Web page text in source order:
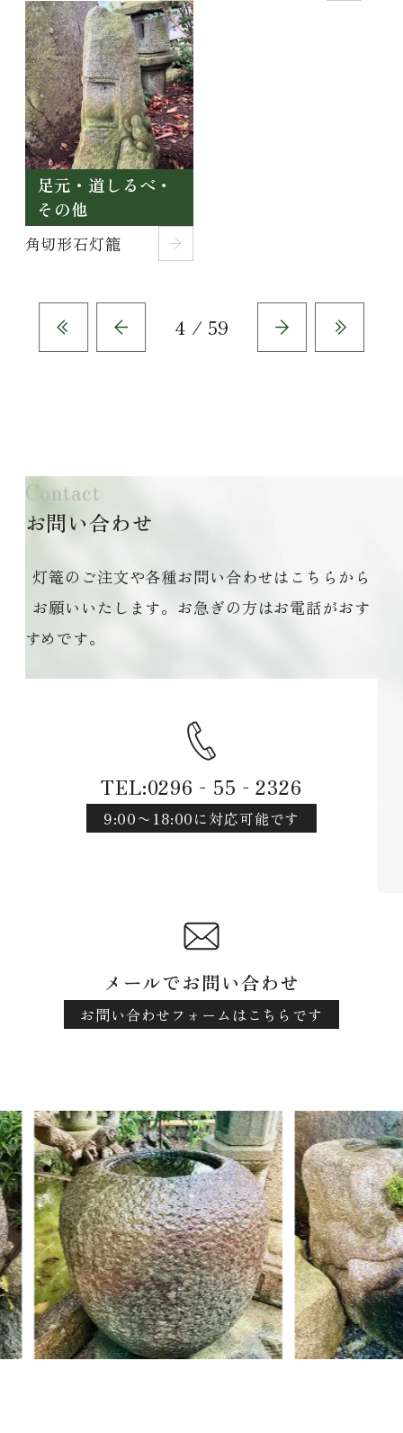
足元・道しるべ・
その他
角切形石灯籠
4 / 59
Contact
お問い合わせ
灯篭のご注文や各種お問い合わせはこちらから
お願いいたします。お急ぎの方はお電話がおす
すめです。
TEL:0296‐55‐2326
9:00〜18:00に対応可能です
メールでお問い合わせ
お問い合わせフォームはこちらです